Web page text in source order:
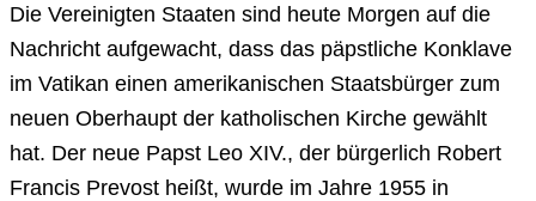
Die Vereinigten Staaten sind heute Morgen auf die
Nachricht aufgewacht, dass das päpstliche Konklave
im Vatikan einen amerikanischen Staatsbürger zum
neuen Oberhaupt der katholischen Kirche gewählt
hat. Der neue Papst Leo XIV., der bürgerlich Robert
Francis Prevost heißt, wurde im Jahre 1955 in